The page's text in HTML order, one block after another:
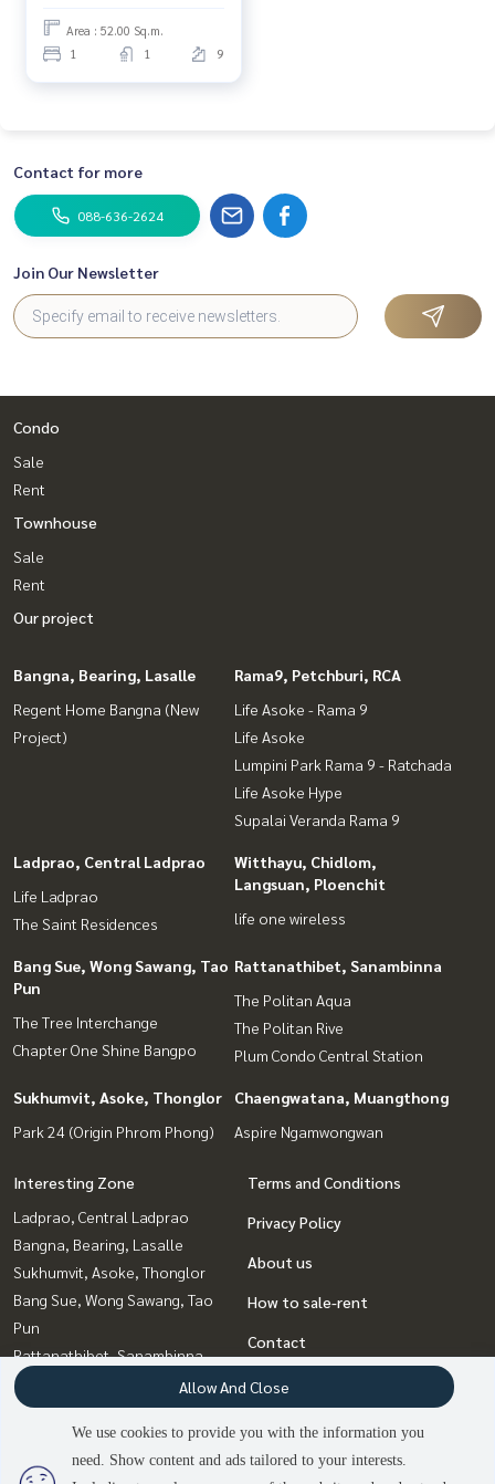
Area : 52.00 Sq.m.
1 1 9
2 people are viewing
Contact for more
088-636-2624
Join Our Newsletter
Condo
Sale
Rent
Townhouse
Sale
Rent
Our project
Bangna, Bearing, Lasalle
Regent Home Bangna (New
Project)
Rama9, Petchburi, RCA
Life Asoke - Rama 9
Life Asoke
Lumpini Park Rama 9 - Ratchada
Life Asoke Hype
Supalai Veranda Rama 9
Ladprao, Central Ladprao
Life Ladprao
The Saint Residences
Witthayu, Chidlom,
Langsuan, Ploenchit
life one wireless
Bang Sue, Wong Sawang, Tao
Pun
The Tree Interchange
Chapter One Shine Bangpo
Rattanathibet, Sanambinna
The Politan Aqua
The Politan Rive
Plum Condo Central Station
Sukhumvit, Asoke, Thonglor
Park 24 (Origin Phrom Phong)
Chaengwatana, Muangthong
Aspire Ngamwongwan
Interesting Zone
Ladprao, Central Ladprao
Bangna, Bearing, Lasalle
Sukhumvit, Asoke, Thonglor
Bang Sue, Wong Sawang, Tao
Pun
Rattanathibet, Sanambinna
Rama9, Petchburi, RCA
Chaengwatana, Muangthong
Witthayu, Chidlom, Langsuan,
Ploenchit
Terms and Conditions
Privacy Policy
About us
How to sale-rent
Contact
We use cookies to provide you with the information you
need. Show content and ads tailored to your interests.
Allow And Close